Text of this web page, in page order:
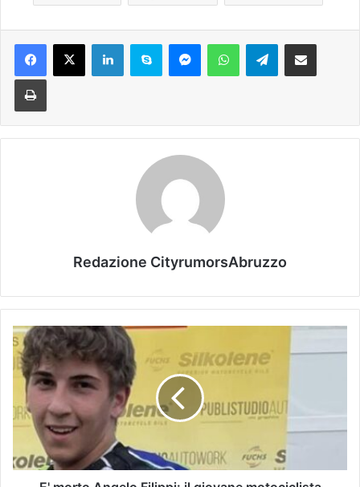
Telegram
Redazione CityrumorsAbruzzo